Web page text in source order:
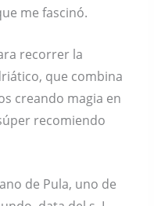
me fascinó.
recorrer la
que combina
creando magia en
recomiendo
de Pula, uno de